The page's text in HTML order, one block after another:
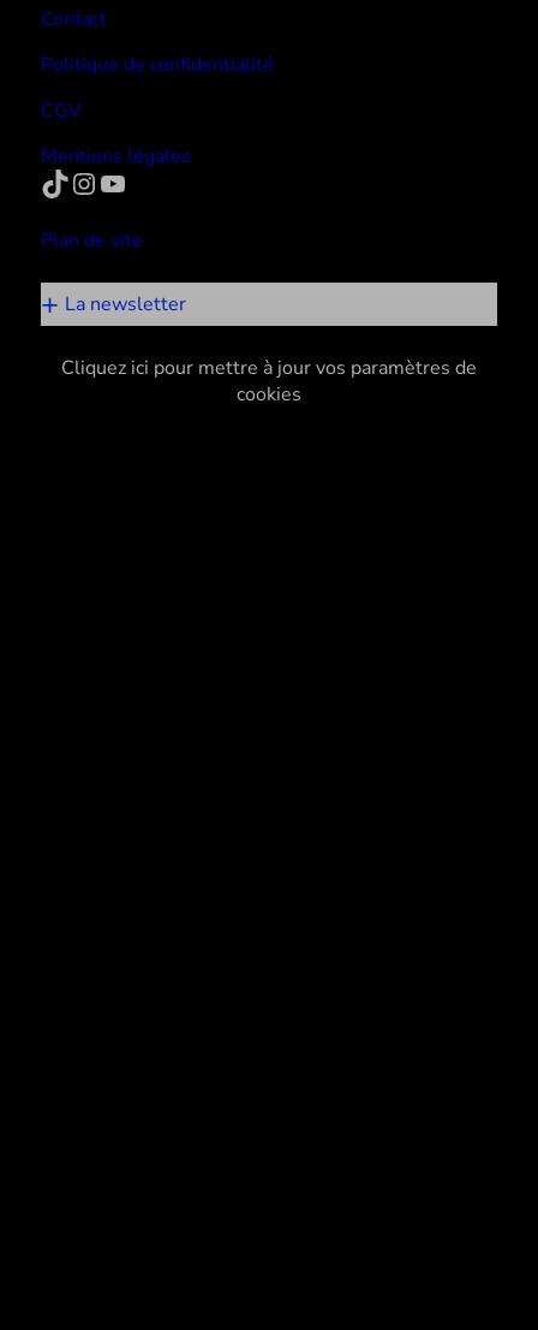
Contact
Politique de confidentialité
CGV
Mentions légales
TikTok InstagramYouTube
Plan de site
La newsletter
Cliquez ici pour mettre à jour vos paramètres de
cookies